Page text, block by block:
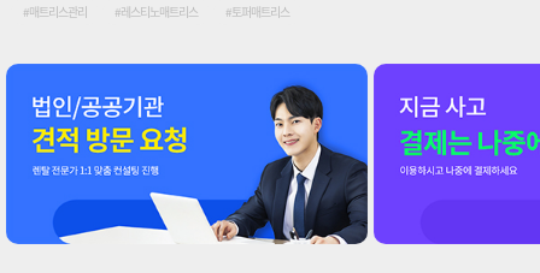
#매트리스관리
#레스티노매트리스 #토퍼매트리스